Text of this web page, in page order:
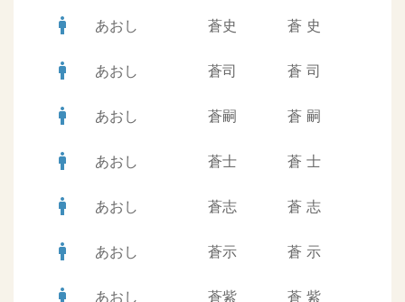
man あおし 蒼史 蒼 史
man あおし 蒼司 蒼 司
man あおし 蒼嗣 蒼 嗣
man あおし 蒼士 蒼 士
man あおし 蒼志 蒼 志
man あおし 蒼示 蒼 示
man あおし 蒼紫 蒼 紫